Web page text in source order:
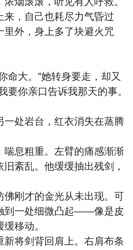
来，自己也耗尽力气昏过
里外，身上多了块避火咒
命大。”她转身要走，却又
要你亲口告诉我那天的事。
一处岩台，红衣消失在蒸腾
喘息粗重。左臂的痛感渐渐
紊乱。他缓缓抽出残剑，
佛刚才的金光从未出现。可
到一处细微凸起——像是皮
移动。
新将剑背回肩上。右肩布条